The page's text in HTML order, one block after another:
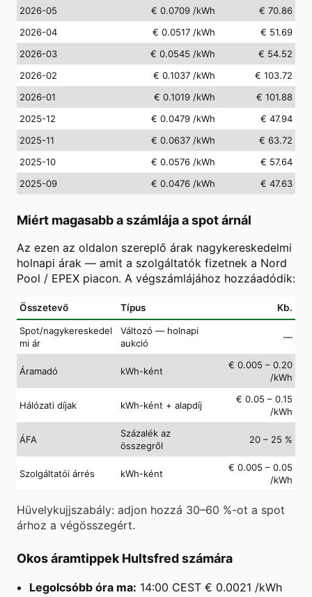
2026-05
€ 0.0709 /kWh
€ 70.86
2026-04
€ 0.0517 /kWh
€ 51.69
2026-03
€ 0.0545 /kWh
€ 54.52
2026-02
€ 0.1037 /kWh
€ 103.72
2026-01
€ 0.1019 /kWh
€ 101.88
2025-12
€ 0.0479 /kWh
€ 47.94
2025-11
€ 0.0637 /kWh
€ 63.72
2025-10
€ 0.0576 /kWh
€ 57.64
2025-09
€ 0.0476 /kWh € 47.63
Miért magasabb a számlája a spot árnál
Az ezen az oldalon szereplő árak nagykereskedelmi
holnapi árak — amit a szolgáltatók fizetnek a Nord
Pool / EPEX piacon. A végszámlájához hozzáadódik:
Összetevő Típus Kb.
Spot/nagykereskedel
mi ár
Változó — holnapi
aukció
—
Áramadó kWh-ként
€ 0.005 – 0.20
/kWh
Hálózati díjak kWh-ként + alapdíj
€ 0.05 – 0.15
/kWh
ÁFA
Százalék az
összegről
20 – 25 %
Szolgáltatói árrés kWh-ként
€ 0.005 – 0.05
/kWh
Hüvelykujjszabály: adjon hozzá 30–60 %-ot a spot
árhoz a végösszegért.
Okos áramtippek Hultsfred számára
Legolcsóbb óra ma: 14:00 CEST € 0.0021 /kWh